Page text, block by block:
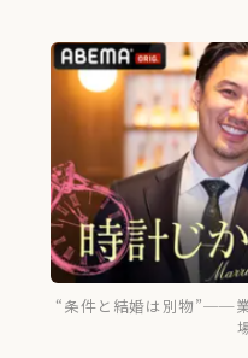
“条件と結婚は別物”──